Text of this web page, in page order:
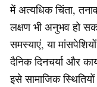
में अत्यधिक चिंता,
लक्षण भी अनुभव हो
समस्याएं, या
दैनिक दिनचर्या और
इसे सामाजिक